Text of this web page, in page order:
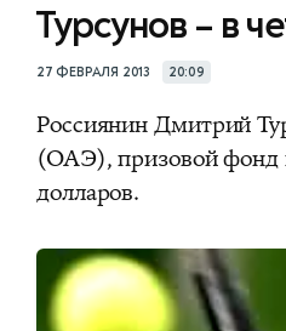
Турсунов – в
27 ФЕВРАЛЯ 2013 20:09
Россиянин Дмитрий
(ОАЭ), призовой фонд
долларов.